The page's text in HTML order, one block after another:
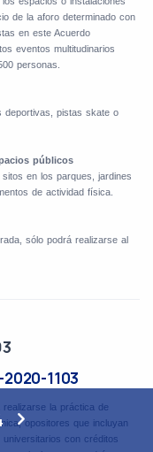
de la aforo determinado con
en este Acuerdo
eventos multitudinarios
personas.
deportivas, pistas skate o
públicos
en los parques, jardines
de actividad física.
sólo podrá realizarse al
1103
la práctica de
opositores que incluyan
con créditos